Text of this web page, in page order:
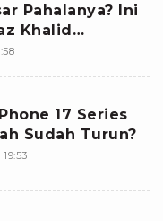
Pahalanya? Ini
Khalid
17 Series
Sudah Turun?